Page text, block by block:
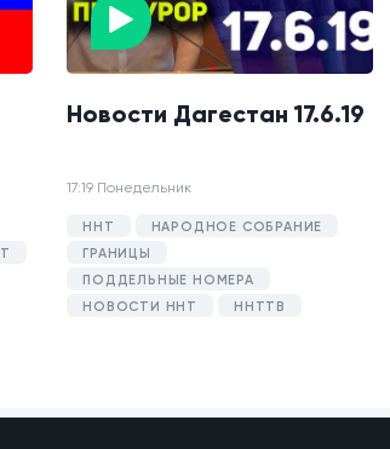
Новости Дагестан 17.6.19
17:19 Понедельник
ННТ
НАРОДНОЕ СОБРАНИЕ
ГРАНИЦЫ
ПОДДЕЛЬНЫЕ НОМЕРА
НОВОСТИ ННТ
ННТТВ